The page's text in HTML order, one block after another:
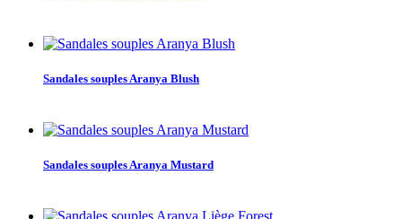
Sandales souples Aranya Blush
Sandales souples Aranya Mustard